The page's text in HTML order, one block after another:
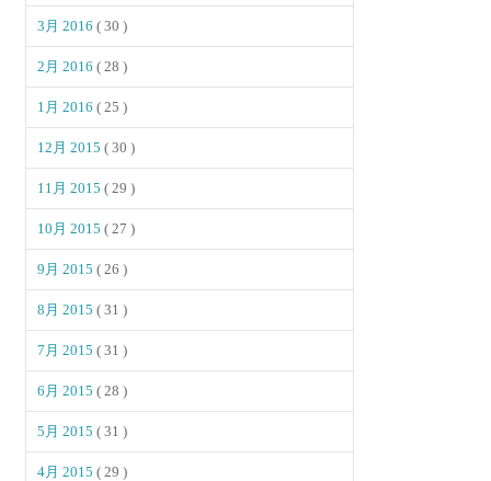
3月 2016( 30 )
2月 2016( 28 )
1月 2016( 25 )
12月 2015( 30 )
11月 2015( 29 )
10月 2015( 27 )
9月 2015( 26 )
8月 2015( 31 )
7月 2015( 31 )
6月 2015( 28 )
5月 2015( 31 )
4月 2015( 29 )